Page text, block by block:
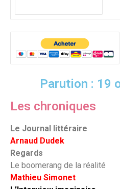
Parution : 19
Les chroniques
Le Journal littéraire
Arnaud Dudek
Regards
Le boomerang de la réalité
Mathieu Simonet